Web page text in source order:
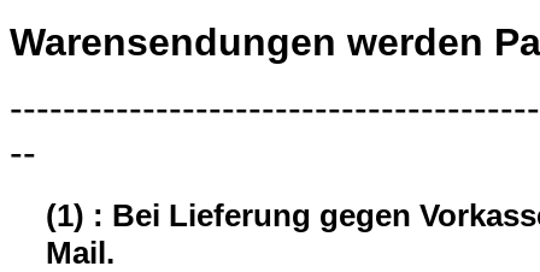
Warensendungen werden
--
(1) : Bei Lieferung gegen
Mail.